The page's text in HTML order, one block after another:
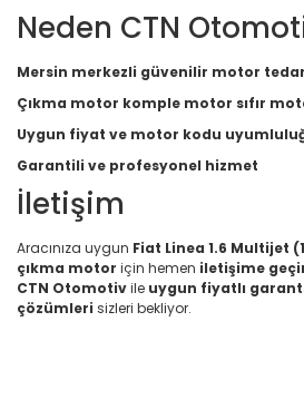
Neden CTN
Mersin merkezli güvenilir motor
Çıkma motor komple motor sıfır
Uygun fiyat ve motor kodu
Garantili ve profesyonel hizmet
İletişim
Aracınıza uygun Fiat Linea 1.6 Multijet
çıkma motor için hemen iletişime
CTN Otomotivile uygun fiyatlı
çözümleri sizleri bekliyor.